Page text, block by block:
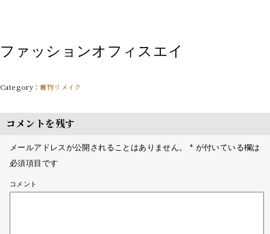
ファッションオフィスエイ
着物リメイク
コメントを残す
メールアドレスが公開されることはありません。 * が付いている欄は
必須項目です
コメント